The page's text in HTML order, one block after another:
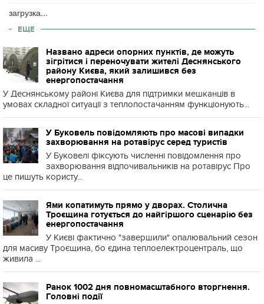
загрузка...
ЕЩЕ
Названо адреси опорних пунктів, де можуть
зігрітися і переночувати жителі Деснянського
району Києва, який залишився без
енергопостачання
У Деснянському районі Києва для підтримки мешканців в
умовах складної ситуації з теплопостачанням функціонують...
У Буковель повідомляють про масові випадки
захворювання на ротавірус серед туристів
У Буковелі фіксують численні повідомлення про
захворювання відпочивальників на ротавірус Про
це пишуть користу...
Ями копатимуть прямо у дворах. Столична
Троєщина готується до найгіршого сценарію без
енергопостачання
У Києві фактично "завершили" опалювальний сезон
для масиву Троєщина, бо єдина теплоелектроцентраль, що
живила ...
Ранок 1002 дня повномасштабного вторгнення.
Головні події